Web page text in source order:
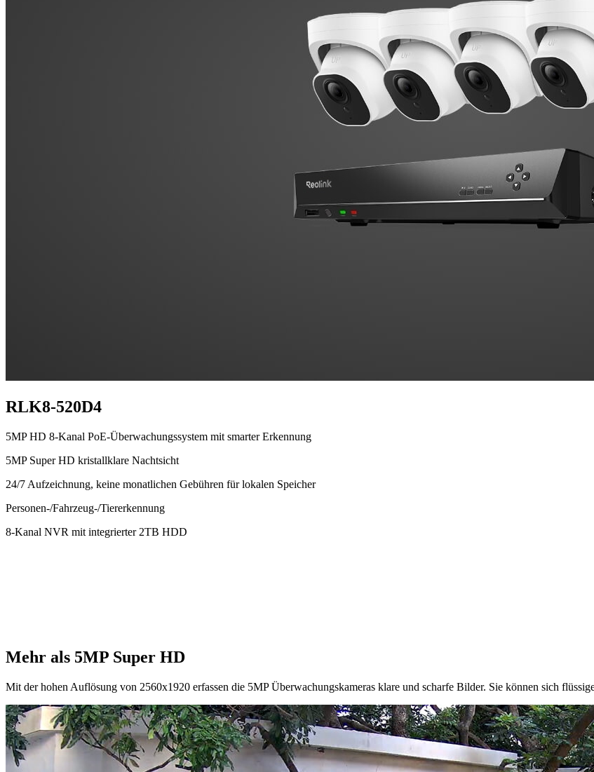
RLK8-520D4
5MP HD 8-Kanal PoE-Überwachungssystem mit smarter Erkennung
5MP Super HD kristallklare Nachtsicht
24/7 Aufzeichnung, keine monatlichen Gebühren für lokalen Speicher
Personen-/Fahrzeug-/Tiererkennung
8-Kanal NVR mit integrierter 2TB HDD
Mehr als 5MP Super HD
Mit der hohen Auflösung von 2560x1920 erfassen die 5MP Überwachungskameras klare und scharfe Bilder. Sie können sich